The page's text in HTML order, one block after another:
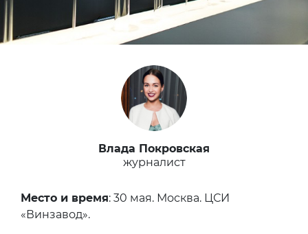
Влада Покровская
журналист
Место и время: 30 мая. Москва. ЦСИ
«Винзавод».